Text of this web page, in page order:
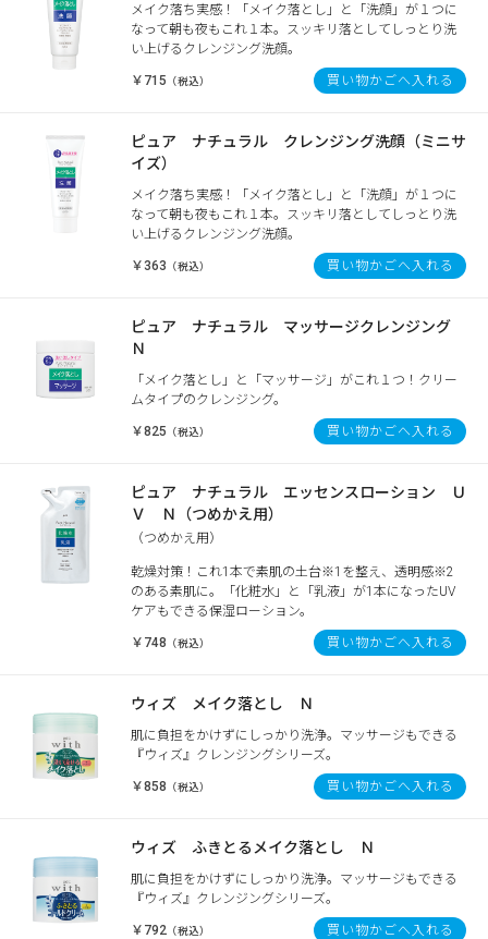
メイク落ち実感！「メイク落とし」と「洗顔」が１つに
なって朝も夜もこれ１本。スッキリ落としてしっとり洗
い上げるクレンジング洗顔。
￥715 （税込） 買い物かごへ入れる
ピュア ナチュラル クレンジング洗顔（ミニサ
イズ）
メイク落ち実感！「メイク落とし」と「洗顔」が１つに
なって朝も夜もこれ１本。スッキリ落としてしっとり洗
い上げるクレンジング洗顔。
￥363 （税込） 買い物かごへ入れる
ピュア ナチュラル マッサージクレンジング
Ｎ
「メイク落とし」と「マッサージ」がこれ１つ！クリー
ムタイプのクレンジング。
￥825 （税込） 買い物かごへ入れる
ピュア ナチュラル エッセンスローション Ｕ
Ｖ Ｎ（つめかえ用）
（つめかえ用）
乾燥対策！これ1本で素肌の土台※1を整え、透明感※2
のある素肌に。「化粧水」と「乳液」が1本になったUV
ケアもできる保湿ローション。
￥748 （税込） 買い物かごへ入れる
ウィズ メイク落とし Ｎ
肌に負担をかけずにしっかり洗浄。マッサージもできる
『ウィズ』クレンジングシリーズ。
￥858 （税込） 買い物かごへ入れる
ウィズ ふきとるメイク落とし Ｎ
肌に負担をかけずにしっかり洗浄。マッサージもできる
『ウィズ』クレンジングシリーズ。
￥792 （税込） 買い物かごへ入れる